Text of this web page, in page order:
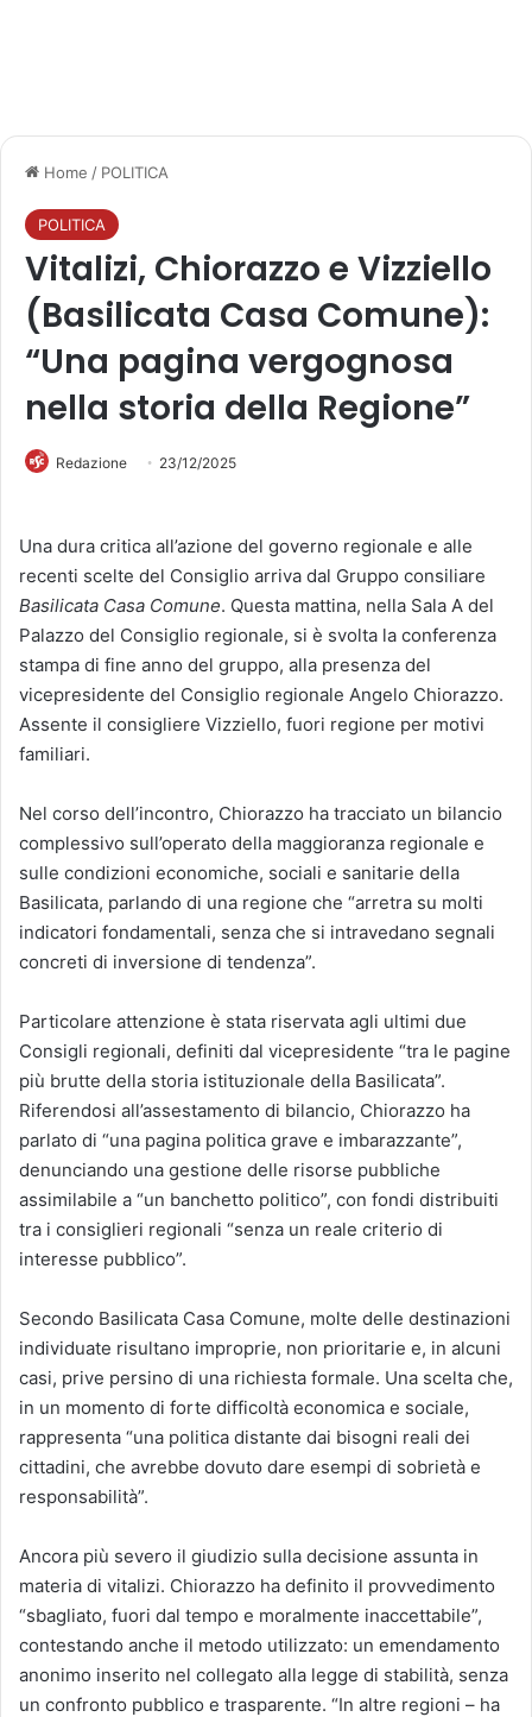
Home / POLITICA
POLITICA
Vitalizi, Chiorazzo e Vizziello
(Basilicata Casa Comune):
“Una pagina vergognosa
nella storia della Regione”
Redazione 23/12/2025
Una dura critica all’azione del governo regionale e alle
recenti scelte del Consiglio arriva dal Gruppo consiliare
Basilicata Casa Comune. Questa mattina, nella Sala A del
Palazzo del Consiglio regionale, si è svolta la conferenza
stampa di fine anno del gruppo, alla presenza del
vicepresidente del Consiglio regionale Angelo Chiorazzo.
Assente il consigliere Vizziello, fuori regione per motivi
familiari.
Nel corso dell’incontro, Chiorazzo ha tracciato un bilancio
complessivo sull’operato della maggioranza regionale e
sulle condizioni economiche, sociali e sanitarie della
Basilicata, parlando di una regione che “arretra su molti
indicatori fondamentali, senza che si intravedano segnali
concreti di inversione di tendenza”.
Particolare attenzione è stata riservata agli ultimi due
Consigli regionali, definiti dal vicepresidente “tra le pagine
più brutte della storia istituzionale della Basilicata”.
Riferendosi all’assestamento di bilancio, Chiorazzo ha
parlato di “una pagina politica grave e imbarazzante”,
denunciando una gestione delle risorse pubbliche
assimilabile a “un banchetto politico”, con fondi distribuiti
tra i consiglieri regionali “senza un reale criterio di
interesse pubblico”.
Secondo Basilicata Casa Comune, molte delle destinazioni
individuate risultano improprie, non prioritarie e, in alcuni
casi, prive persino di una richiesta formale. Una scelta che,
in un momento di forte difficoltà economica e sociale,
rappresenta “una politica distante dai bisogni reali dei
cittadini, che avrebbe dovuto dare esempi di sobrietà e
responsabilità”.
Ancora più severo il giudizio sulla decisione assunta in
materia di vitalizi. Chiorazzo ha definito il provvedimento
“sbagliato, fuori dal tempo e moralmente inaccettabile”,
contestando anche il metodo utilizzato: un emendamento
anonimo inserito nel collegato alla legge di stabilità, senza
un confronto pubblico e trasparente. “In altre regioni – ha